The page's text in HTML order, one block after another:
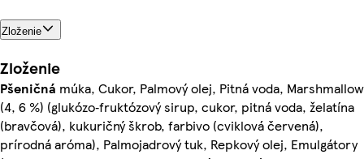
Zloženie
Zloženie
Pšeničná múka, Cukor, Palmový olej, Pitná voda, Marshmallow
(4, 6 %) (glukózo‑fruktózový sirup, cukor, pitná voda, želatína
(bravčová), kukuričný škrob, farbivo (cviklová červená),
prírodná aróma), Palmojadrový tuk, Repkový olej, Emulgátory